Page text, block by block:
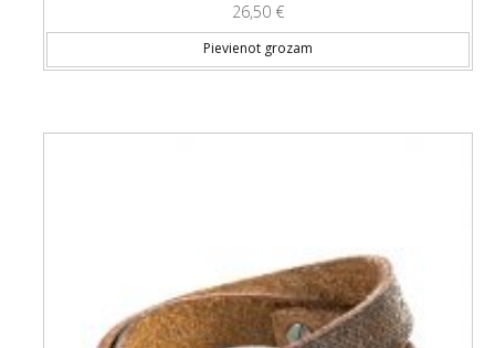
26,50 €
Pievienot grozam